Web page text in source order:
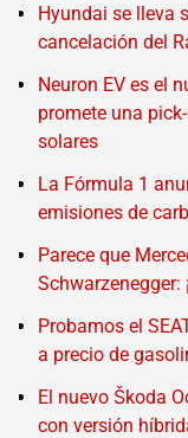
Hyundai se lleva
cancelación del
Neuron EV es el
promete una
solares
La Fórmula 1
emisiones de
Parece que
Schwarzenegger:
Probamos el
a precio de
El nuevo Škoda
con versión